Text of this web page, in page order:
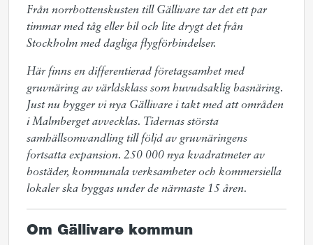
Från norrbottenskusten till Gällivare tar det ett par
timmar med tåg eller bil och lite drygt det från
Stockholm med dagliga flygförbindelser.
Här finns en differentierad företagsamhet med
gruvnäring av världsklass som huvudsaklig basnäring.
Just nu bygger vi nya Gällivare i takt med att områden
i Malmberget avvecklas. Tidernas största
samhällsomvandling till följd av gruvnäringens
fortsatta expansion. 250 000 nya kvadratmeter av
bostäder, kommunala verksamheter och kommersiella
lokaler ska byggas under de närmaste 15 åren.
Om Gällivare kommun